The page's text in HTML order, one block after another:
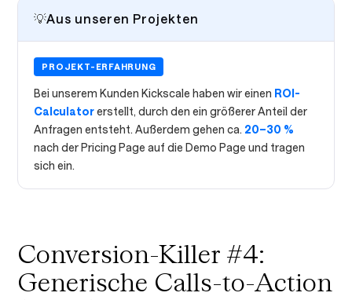
💡Aus unseren Projekten
PROJEKT-ERFAHRUNG
Bei unserem Kunden Kickscale haben wir einen ROI-
Calculatorerstellt, durch den ein größerer Anteil der
Anfragen entsteht. Außerdem gehen ca. 20–30 %
nach der Pricing Page auf die Demo Page und tragen
sich ein.
Conversion-Killer #4:
Generische Calls-to-Action